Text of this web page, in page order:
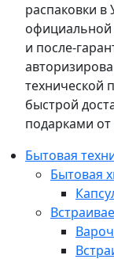
распаковки в
официальной
и после-
технической
быстрой
подарками
Бытовая
Бытовая